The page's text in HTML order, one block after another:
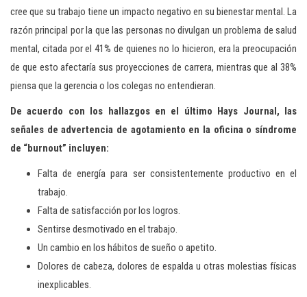
cree que su trabajo tiene un impacto negativo en su bienestar mental. La
razón principal por la que las personas no divulgan un problema de salud
mental, citada por el 41% de quienes no lo hicieron, era la preocupación
de que esto afectaría sus proyecciones de carrera, mientras que al 38%
piensa que la gerencia o los colegas no entendieran.
De acuerdo con los hallazgos en el último Hays Journal, las
señales de advertencia de agotamiento en la oficina o síndrome
de “burnout” incluyen:
Falta de energía para ser consistentemente productivo en el
trabajo.
Falta de satisfacción por los logros.
Sentirse desmotivado en el trabajo.
Un cambio en los hábitos de sueño o apetito.
Dolores de cabeza, dolores de espalda u otras molestias físicas
inexplicables.